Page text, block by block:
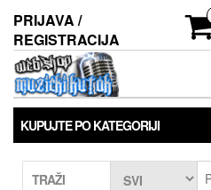
sadržaj
PRIJAVA /
REGISTRACIJA
KUPUJTE PO KATEGORIJI
TRAŽI